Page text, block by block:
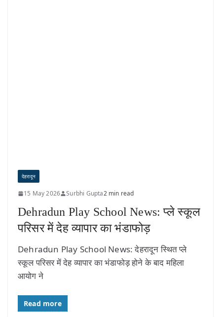
देहरादून
15 May 2026 Surbhi Gupta2 min read
Dehradun Play School News: प्ले स्कूल
परिसर में देह व्यापार का भंडाफोड़
Dehradun Play School News: देहरादून स्थित प्ले
स्कूल परिसर में देह व्यापार का भंडाफोड़ होने के बाद महिला
आयोग ने
Read more